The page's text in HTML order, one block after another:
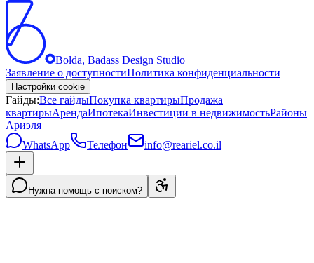
Bolda, Badass Design Studio
Заявление о доступностиПолитика конфиденциальности
Настройки cookie
Гайды:Все гайдыПокупка квартирыПродажа
квартирыАрендаИпотекаИнвестиции в недвижимостьРайоны
Ариэля
WhatsApp
Телефон info@reariel.co.il
Нужна помощь с поиском?